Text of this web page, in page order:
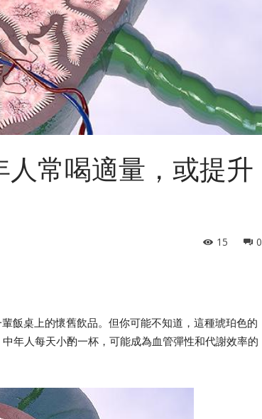
常喝適量，或提升
0
15
飯桌上的懷舊飲品。但你可能不知道，這種琥珀色的
年人每天小酌一杯，可能成為血管彈性和代謝效率的